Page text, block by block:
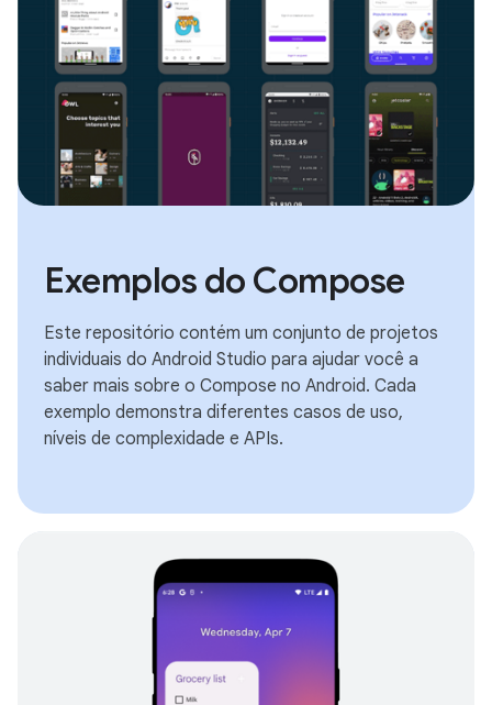
Exemplos do Compose
Este repositório contém um conjunto de projetos
individuais do Android Studio para ajudar você a
saber mais sobre o Compose no Android. Cada
exemplo demonstra diferentes casos de uso,
níveis de complexidade e APIs.